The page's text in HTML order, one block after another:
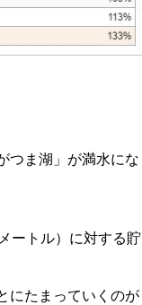
つま湖」が満水にな
ートル）に対する貯
にたまっていくのが